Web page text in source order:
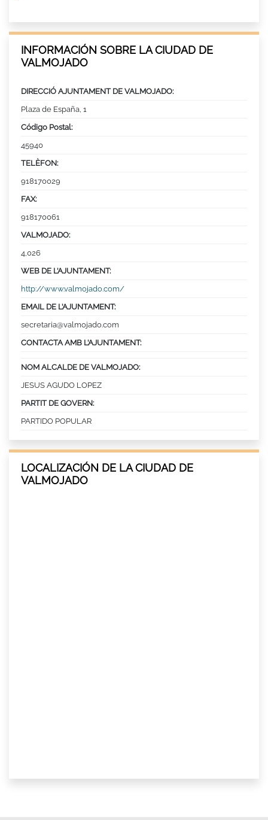
INFORMACIÓN SOBRE LA CIUDAD DE
VALMOJADO
DIRECCIÓ AJUNTAMENT DE VALMOJADO:
Plaza de España, 1
Código Postal:
45940
TELÈFON:
918170029
FAX:
918170061
VALMOJADO:
4,026
WEB DE L’AJUNTAMENT:
http://www.valmojado.com/
EMAIL DE L’AJUNTAMENT:
secretaria@valmojado.com
CONTACTA AMB L’AJUNTAMENT:
NOM ALCALDE DE VALMOJADO:
JESUS AGUDO LOPEZ
PARTIT DE GOVERN:
PARTIDO POPULAR
LOCALIZACIÓN DE LA CIUDAD DE
VALMOJADO